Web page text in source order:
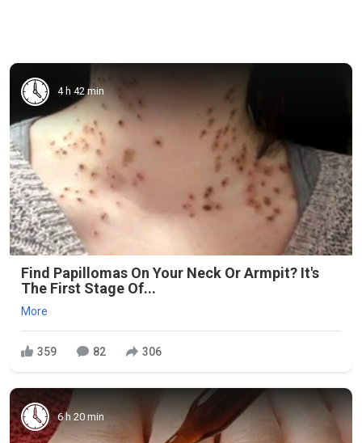
4 h 42 min
Find Papillomas On Your Neck Or Armpit? It's
The First Stage Of...
More
359 82 306
6 h 20 min